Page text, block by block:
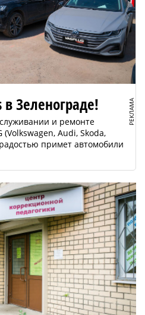
РЕКЛАМА
в Зеленограде!
и ремонте
Audi, Skoda,
примет автомобили